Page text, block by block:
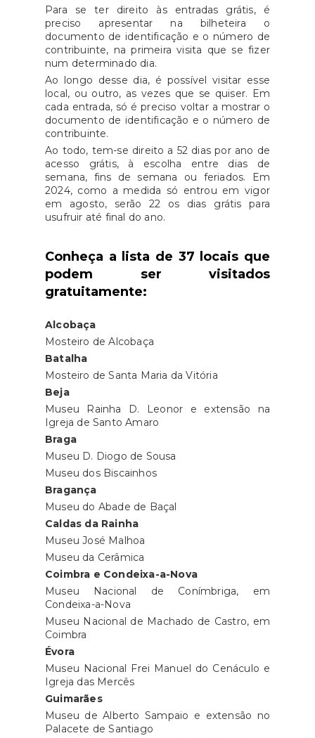
Para se ter direito às entradas grátis, é
preciso apresentar na bilheteira o
documento de identificação e o número de
contribuinte, na primeira visita que se fizer
num determinado dia.
Ao longo desse dia, é possível visitar esse
local, ou outro, as vezes que se quiser. Em
cada entrada, só é preciso voltar a mostrar o
documento de identificação e o número de
contribuinte.
Ao todo, tem-se direito a 52 dias por ano de
acesso grátis, à escolha entre dias de
semana, fins de semana ou feriados. Em
2024, como a medida só entrou em vigor
em agosto, serão 22 os dias grátis para
usufruir até final do ano.
Conheça a lista de 37 locais que
podem ser visitados
gratuitamente:
Alcobaça
Mosteiro de Alcobaça
Batalha
Mosteiro de Santa Maria da Vitória
Beja
Museu Rainha D. Leonor e extensão na
Igreja de Santo Amaro
Braga
Museu D. Diogo de Sousa
Museu dos Biscainhos
Bragança
Museu do Abade de Baçal
Caldas da Rainha
Museu José Malhoa
Museu da Cerâmica
Coimbra e Condeixa-a-Nova
Museu Nacional de Conímbriga, em
Condeixa-a-Nova
Museu Nacional de Machado de Castro, em
Coimbra
Évora
Museu Nacional Frei Manuel do Cenáculo e
Igreja das Mercês
Guimarães
Museu de Alberto Sampaio e extensão no
Palacete de Santiago